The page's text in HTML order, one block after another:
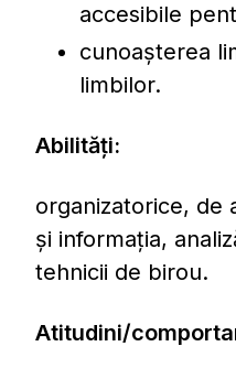
accesibile
cunoaşterea
limbilor.
Abilităţi:
organizatorice, de
şi informaţia,
tehnicii de birou.
Atitudini/